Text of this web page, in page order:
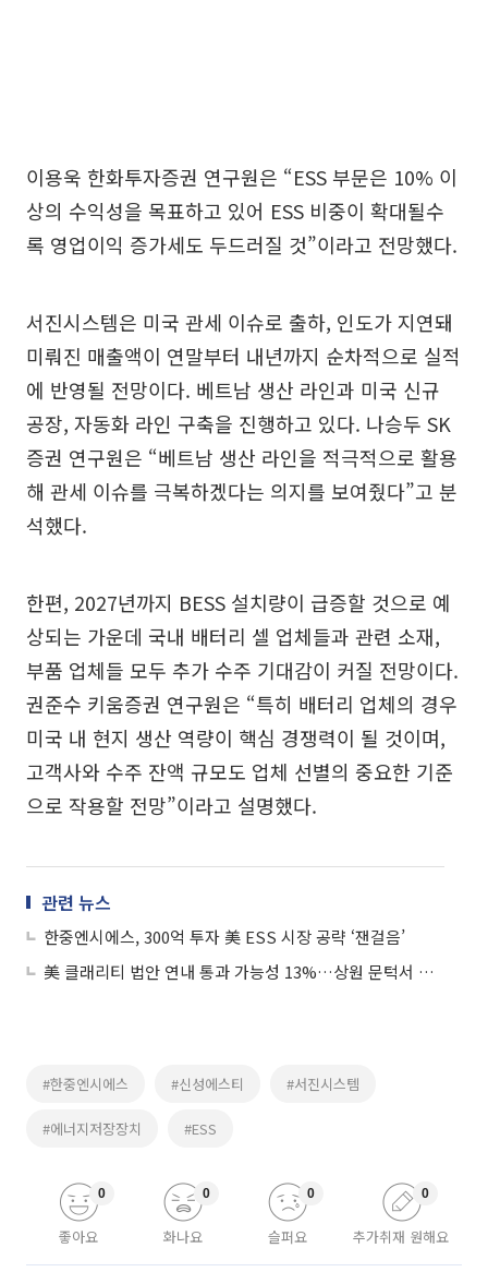
이용욱 한화투자증권 연구원은 “ESS 부문은 10% 이
상의 수익성을 목표하고 있어 ESS 비중이 확대될수
록 영업이익 증가세도 두드러질 것”이라고 전망했다.
서진시스템은 미국 관세 이슈로 출하, 인도가 지연돼
미뤄진 매출액이 연말부터 내년까지 순차적으로 실적
에 반영될 전망이다. 베트남 생산 라인과 미국 신규
공장, 자동화 라인 구축을 진행하고 있다. 나승두 SK
증권 연구원은 “베트남 생산 라인을 적극적으로 활용
해 관세 이슈를 극복하겠다는 의지를 보여줬다”고 분
석했다.
한편, 2027년까지 BESS 설치량이 급증할 것으로 예
상되는 가운데 국내 배터리 셀 업체들과 관련 소재,
부품 업체들 모두 추가 수주 기대감이 커질 전망이다.
권준수 키움증권 연구원은 “특히 배터리 업체의 경우
미국 내 현지 생산 역량이 핵심 경쟁력이 될 것이며,
고객사와 수주 잔액 규모도 업체 선별의 중요한 기준
으로 작용할 전망”이라고 설명했다.
관련 뉴스
한중엔시에스, 300억 투자 美 ESS 시장 공략 ‘잰걸음’
美 클래리티 법안 연내 통과 가능성 13%…상원 문턱서 제동
#한중엔시에스 #신성에스티 #서진시스템
#에너지저장장치 #ESS
좋아요
0
화나요
0
슬퍼요
0
추가취재 원해요
0